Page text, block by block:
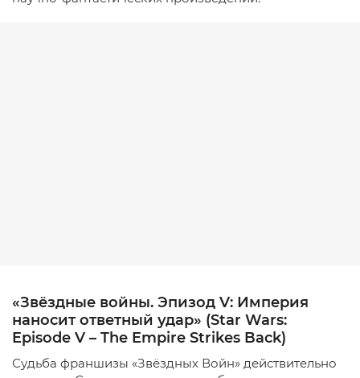
«Звёздные войны. Эпизод V: Империя
наносит ответный удар» (Star Wars:
Episode V – The Empire Strikes Back)
Судьба франшизы «Звёздных Войн» действительно